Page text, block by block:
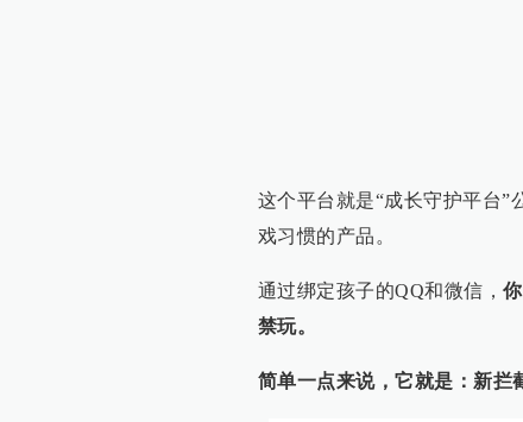
这个平台就是“成长守护平台”
戏习惯的产品。
通过绑定孩子的QQ和微信，
禁玩。
简单一点来说，它就是：新拦